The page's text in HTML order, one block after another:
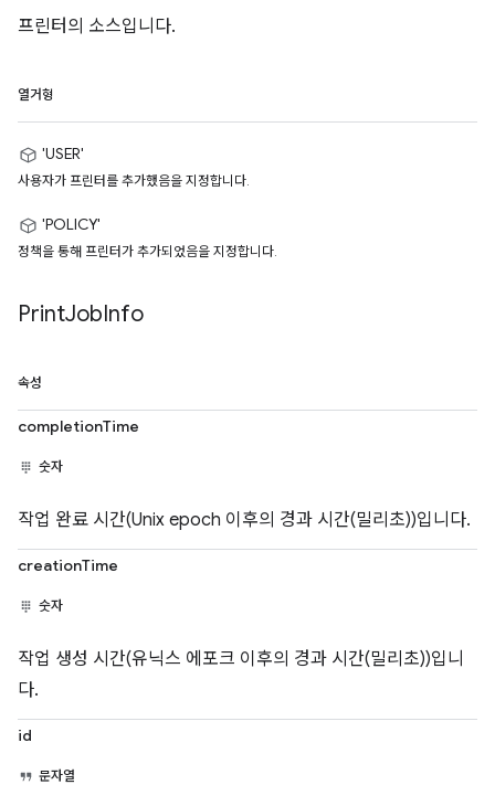
프린터의 소스입니다.
열거형
'USER'
사용자가 프린터를 추가했음을 지정합니다.
'POLICY'
정책을 통해 프린터가 추가되었음을 지정합니다.
PrintJobInfo
속성
completionTime
숫자
작업 완료 시간(Unix epoch 이후의 경과 시간(밀리초))입니다.
creationTime
숫자
작업 생성 시간(유닉스 에포크 이후의 경과 시간(밀리초))입니
다.
id
문자열